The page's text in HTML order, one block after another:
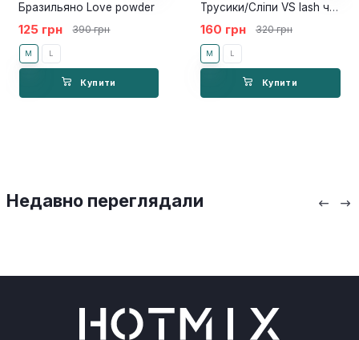
Бразильяно Love powder
125 грн 390 грн
M L
Купити
Трусики/Сліпи VS lash червоні
160 грн 320 грн
M L
Купити
Недавно переглядали